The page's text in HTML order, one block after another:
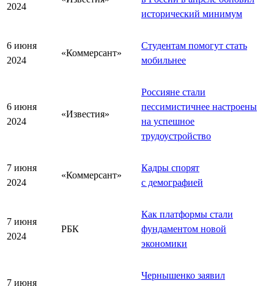
2024
исторический минимум
6 июня
2024
«Коммерсант»
Студентам помогут стать
мобильнее
6 июня
2024
«Известия»
Россияне стали
пессимистичнее настроены
на успешное
трудоустройство
7 июня
2024
«Коммерсант»
Кадры спорят
с демографией
7 июня
2024
РБК
Как платформы стали
фундаментом новой
экономики
7 июня
Чернышенко заявил